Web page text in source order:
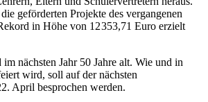
geförderten Projekte des vergangenen
in Höhe von 12 353,71 Euro erzielt
nächsten Jahr 50 Jahre alt. Wie und in
wird, soll auf der nächsten
April besprochen werden.